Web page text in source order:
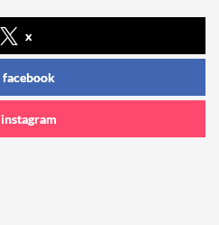
x
facebook
instagram